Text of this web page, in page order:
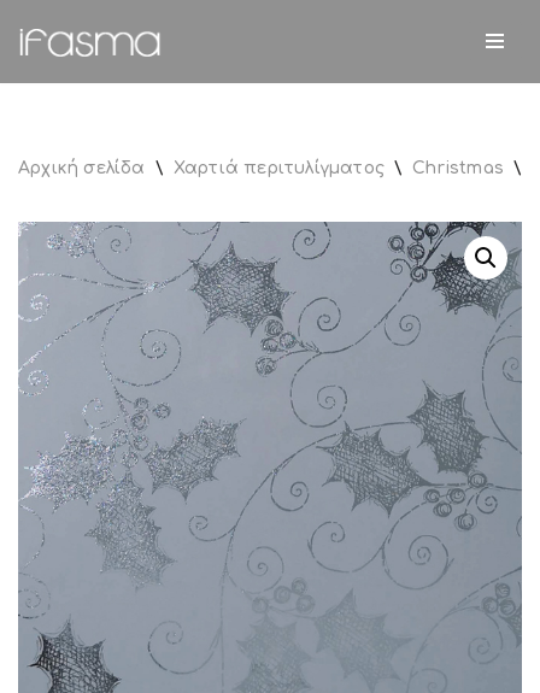
Μεταπηδήστε
στο
Αρχική σελίδα \ Χαρτιά περιτυλίγματος \ Christmas \